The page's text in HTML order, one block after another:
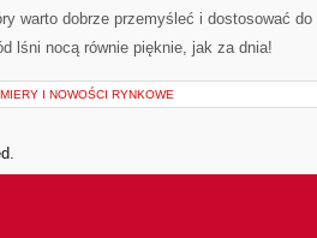
warto dobrze przemyśleć i dostosować
lśni nocą równie pięknie,⁤ jak za dnia!
I NOWOŚCI RYNKOWE